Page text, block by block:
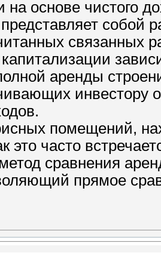
на основе чистого
собой
связанных
аренды
инвестору
помещений,
это часто
сравнения
прямое